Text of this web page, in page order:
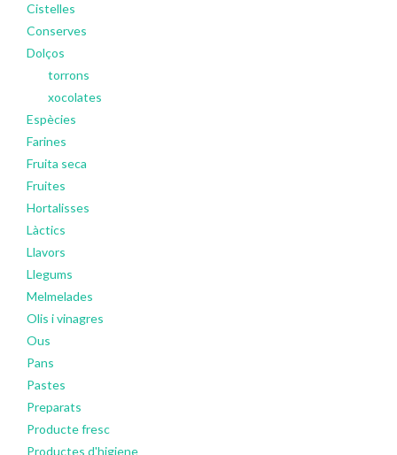
Cistelles
Conserves
Dolços
torrons
xocolates
Espècies
Farines
Fruita seca
Fruites
Hortalisses
Làctics
Llavors
Llegums
Melmelades
Olis i vinagres
Ous
Pans
Pastes
Preparats
Producte fresc
Productes d'higiene